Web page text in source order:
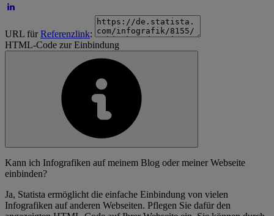
URL fürReferenzlink:
HTML-Code zur Einbindung
Kann ich Infografiken auf meinem Blog oder meiner Webseite
einbinden?
Ja, Statista ermöglicht die einfache Einbindung von vielen
Infografiken auf anderen Webseiten. Pflegen Sie dafür den